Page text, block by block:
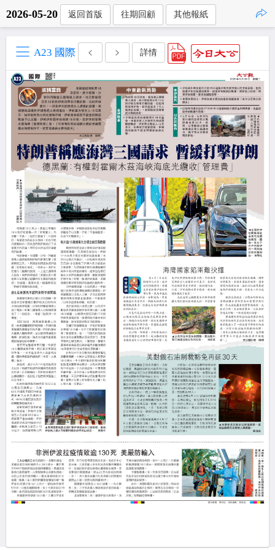
2026-05-20 返回首版 往期回顧 其他報紙
A23 國際 詳情